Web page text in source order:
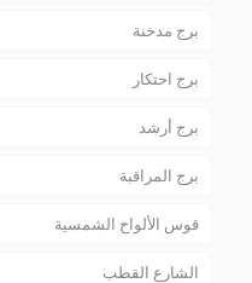
برج مدخنة
برج احتكار
برج أرشد
برج المراقبة
قوس الألواح الشمسية
الشارع القطب